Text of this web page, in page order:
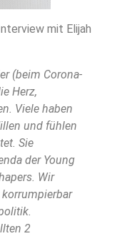
mit Elijah
(beim Corona-
Herz,
Viele haben
und fühlen
Sie
der Young
Wir
2